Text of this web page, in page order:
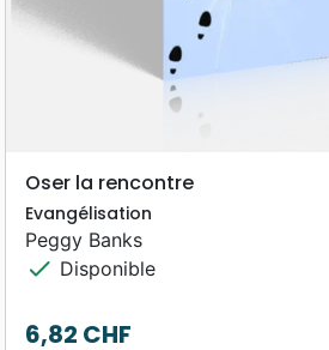
Oser la rencontre
Evangélisation
Peggy Banks
check Disponible
6,82 CHF